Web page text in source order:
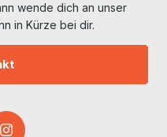
wende dich an unser
in Kürze bei dir.